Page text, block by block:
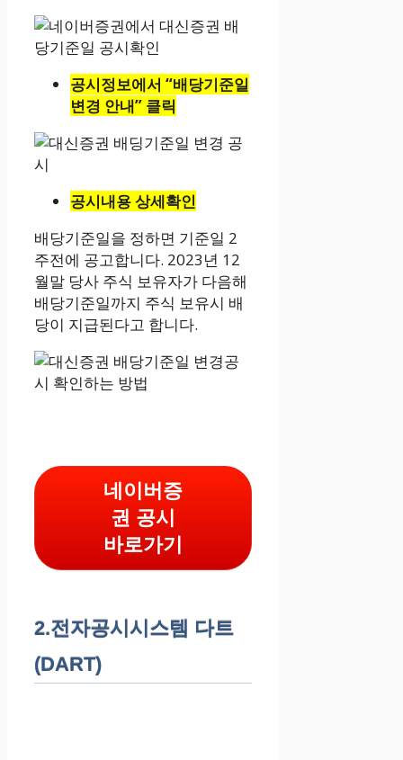
공시정보에서 “배당기준일
변경 안내” 클릭
공시내용 상세확인
배당기준일을 정하면 기준일 2
주전에 공고합니다. 2023년 12
월말 당사 주식 보유자가 다음해
배당기준일까지 주식 보유시 배
당이 지급된다고 합니다.
네이버증
권 공시
바로가기
2.전자공시시스템 다트
(DART)